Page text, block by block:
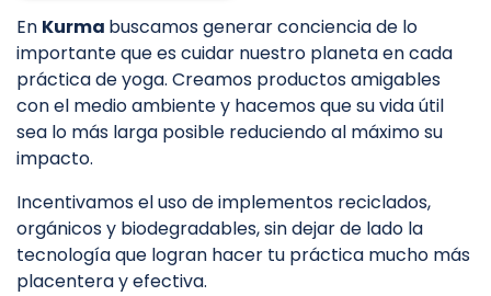
En Kurma buscamos generar conciencia de lo
importante que es cuidar nuestro planeta en cada
práctica de yoga. Creamos productos amigables
con el medio ambiente y hacemos que su vida útil
sea lo más larga posible reduciendo al máximo su
impacto.
Incentivamos el uso de implementos reciclados,
orgánicos y biodegradables, sin dejar de lado la
tecnología que logran hacer tu práctica mucho más
placentera y efectiva.